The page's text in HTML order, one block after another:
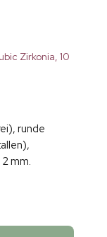
Zirkonia, 10
runde
mm.